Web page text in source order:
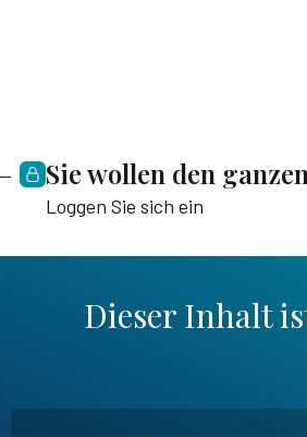
Sie wollen den
Loggen Sie sich ein
Dieser Inhalt